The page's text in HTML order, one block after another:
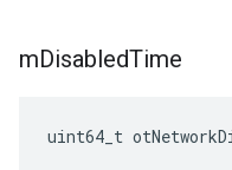
mDisabledTime
uint64_t